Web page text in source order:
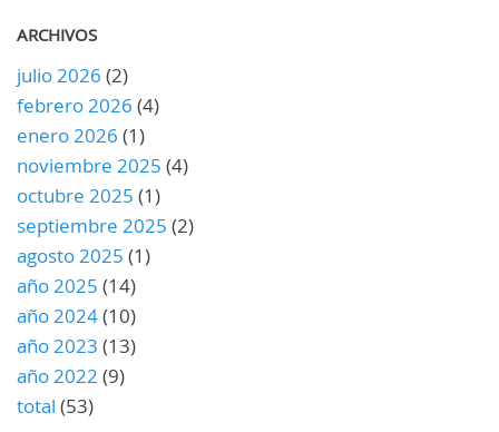
ARCHIVOS
julio 2026 (2)
febrero 2026 (4)
enero 2026 (1)
noviembre 2025 (4)
octubre 2025 (1)
septiembre 2025 (2)
agosto 2025 (1)
año 2025 (14)
año 2024(10)
año 2023 (13)
año 2022 (9)
total (53)